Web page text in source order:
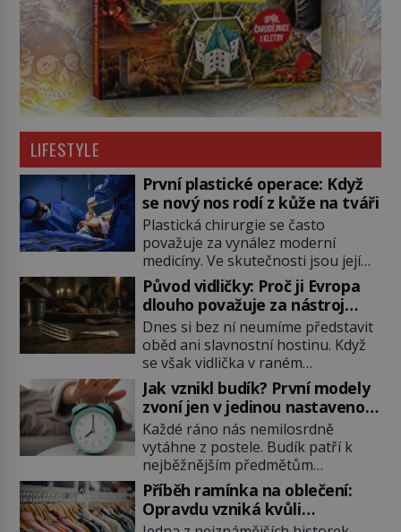
LIFESTYLE
První plastické operace: Když
se nový nos rodí z kůže na tváři
Plastická chirurgie se často
považuje za vynález moderní
medicíny. Ve skutečnosti jsou její
kořeny staré více než dva a půl
tisíce let. V dobách, kdy ještě
neexistují antibiotika ani anestezie,
se odvážní lékaři pokoušejí vracet
lidem tváře znetvořené válkou,
tresty nebo nehodami. Jejich
metody jsou překvapivě
promyšlené a některé principy
používají chirurgové dodnes. Úplně
první […]
Původ vidličky: Proč ji Evropa
dlouho považuje za nástroj
samotného satana?
Dnes si bez ní neumíme představit
oběd ani slavnostní hostinu. Když
se však vidlička v raném
středověku objevuje na evropských
stolech, vzbuzuje pohoršení,
posměch i strach. Mnozí duchovní ji
označují za projev pýchy a
zbytečného přepychu, někteří
dokonce za nástroj ďábla. Trvá
téměř sedm století, než se z
opovrhovaného předmětu stává
nepostradatelná součást stolování.
Jak vznikl budík? První modely
zvoní jen v jedinou nastavenou
hodinu
Každé ráno nás nemilosrdně
vytáhne z postele. Budík patří k
nejběžnějším předmětům
domácnosti, jeho cesta k dnešní
podobě je ale překvapivě dlouhá.
První lidé se probouzejí podle
Příběh ramínka na oblečení:
Opravdu vzniká kvůli
zapomenutému kabátu?